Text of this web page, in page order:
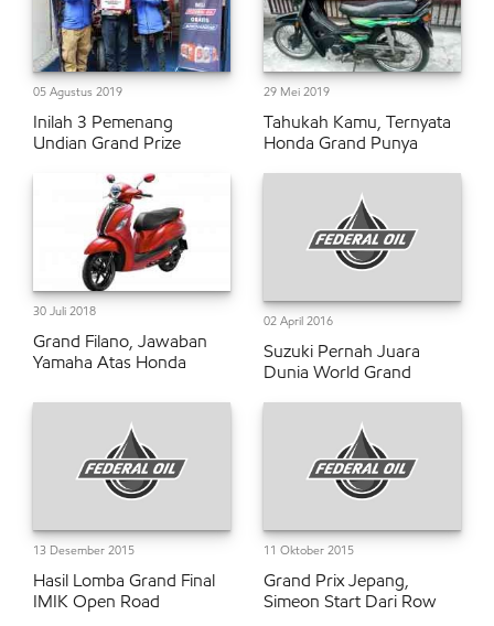
05 Agustus 2019
Inilah 3 Pemenang
Undian Grand Prize
29 Mei 2019
Tahukah Kamu, Ternyata
Honda Grand Punya
30 Juli 2018
Grand Filano, Jawaban
Yamaha Atas Honda
02 April 2016
Suzuki Pernah Juara
Dunia World Grand
13 Desember 2015
Hasil Lomba Grand Final
IMIK Open Road
11 Oktober 2015
Grand Prix Jepang,
Simeon Start Dari Row